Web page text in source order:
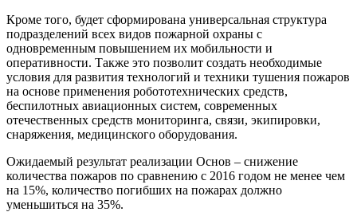
Кроме того, будет сформирована универсальная структура
подразделений всех видов пожарной охраны с
одновременным повышением их мобильности и
оперативности. Также это позволит создать необходимые
условия для развития технологий и техники тушения пожаров
на основе применения робототехнических средств,
беспилотных авиационных систем, современных
отечественных средств мониторинга, связи, экипировки,
снаряжения, медицинского оборудования.
Ожидаемый результат реализации Основ – снижение
количества пожаров по сравнению с 2016 годом не менее чем
на 15%, количество погибших на пожарах должно
уменьшиться на 35%.